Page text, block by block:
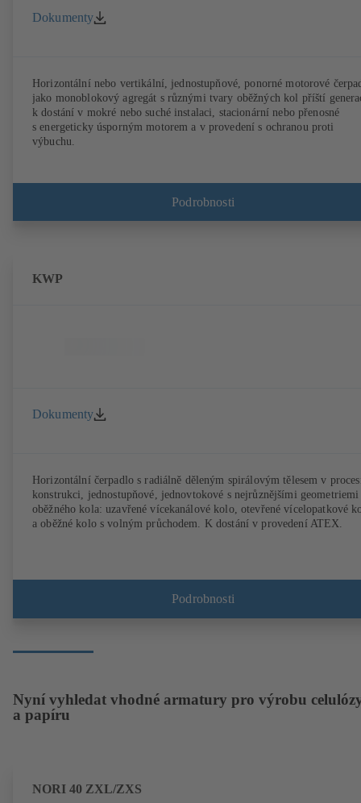
Dokumenty
Horizontální nebo vertikální, jednostupňové, ponorné motorové
jako monoblokový agregát s různými tvary oběžných kol příští
k dostání v mokré nebo suché instalaci, stacionární nebo přenosné
s energeticky úsporným motorem a v provedení s ochranou proti
výbuchu.
Podrobnosti
KWP
Dokumenty
Horizontální čerpadlo s radiálně děleným spirálovým tělesem v
konstrukci, jednostupňové, jednovtokové s nejrůznějšími geometriemi
oběžného kola: uzavřené vícekanálové kolo, otevřené vícelopatkové
a oběžné kolo s volným průchodem. K dostání v provedení ATEX.
Podrobnosti
Nyní vyhledat vhodné armatury pro výrobu
a papíru
NORI 40 ZXL/ZXS